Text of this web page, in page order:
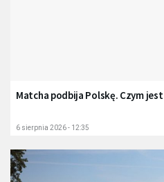
Matcha podbija Polskę. Czym
6 sierpnia 2026 - 12:35